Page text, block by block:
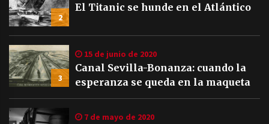
2
El Titanic se hunde en el Atlántico
3
15 de junio de 2020
Canal Sevilla-Bonanza: cuando la
esperanza se queda en la maqueta
7 de mayo de 2020